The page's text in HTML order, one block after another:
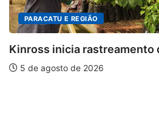
PARACATU E REGIÃO
Kinross inicia rastreamento
5 de agosto de 2026